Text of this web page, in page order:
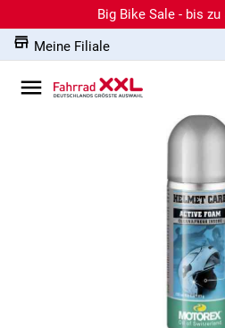
Big Bike Sale - bis zu
Meine Filiale